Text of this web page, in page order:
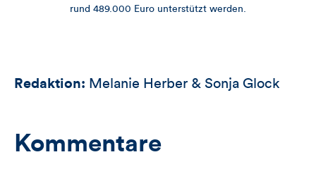
rund 489.000 Euro unterstützt werden.
Redaktion: Melanie Herber & Sonja Glock
Kommentare